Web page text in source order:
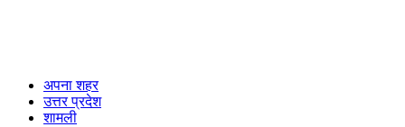
अपना शहर
उत्तर प्रदेश
शामली